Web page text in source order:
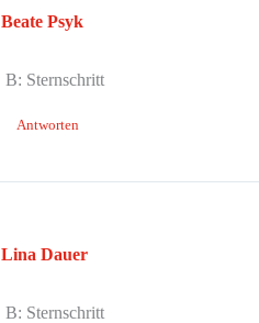
Beate Psyk
B: Sternschritt
Antworten
Lina Dauer
B: Sternschritt